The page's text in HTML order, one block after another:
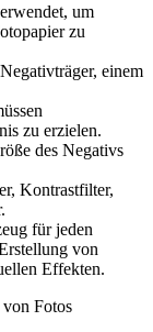
um
zu
einem
zu erzielen.
des Negativs
Kontrastfilter,
für jeden
von
Effekten.
Fotos